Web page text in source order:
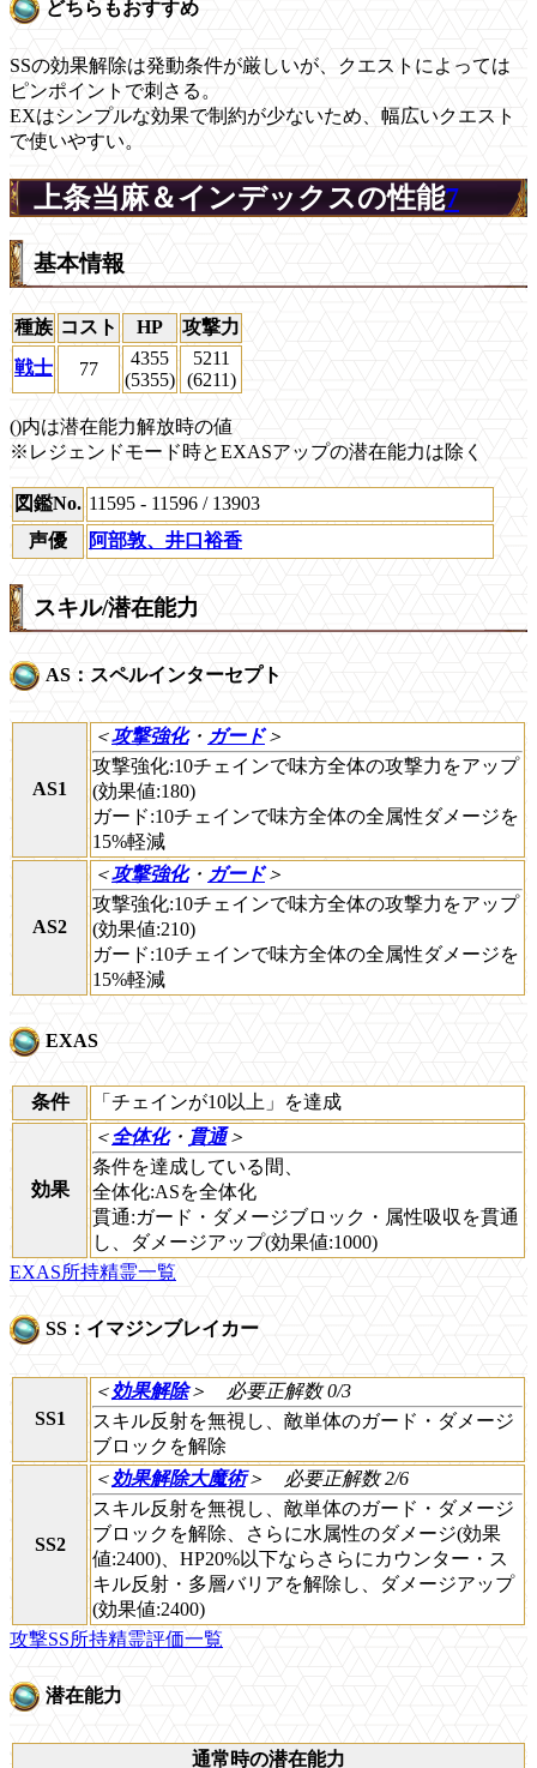
どちらもおすすめ
SSの効果解除は発動条件が厳しいが、クエストによっては
ピンポイントで刺さる。
EXはシンプルな効果で制約が少ないため、幅広いクエスト
で使いやすい。
上条当麻＆インデックスの性能7
基本情報
種族 コスト HP
攻撃力
戦士
77
4355
(5355)
5211
(6211)
()内は潜在能力解放時の値
※レジェンドモード時とEXASアップの潜在能力は除く
図鑑No. 11595 - 11596 / 13903
声優
阿部敦、井口裕香
スキル/潜在能力
AS：スペルインターセプト
AS1
＜攻撃強化・ ガード＞
攻撃強化:10チェインで味方全体の攻撃力をアップ
(効果値:180)
ガード:10チェインで味方全体の全属性ダメージを
15%軽減
AS2
＜攻撃強化・ ガード＞
攻撃強化:10チェインで味方全体の攻撃力をアップ
(効果値:210)
ガード:10チェインで味方全体の全属性ダメージを
15%軽減
EXAS
条件 「チェインが10以上」を達成
効果
＜全体化・ 貫通＞
条件を達成している間、
全体化:ASを全体化
貫通:ガード・ダメージブロック・属性吸収を貫通
し、ダメージアップ(効果値:1000)
EXAS所持精霊一覧
SS：イマジンブレイカー
SS1
＜効果解除＞
必要正解数 0/3
スキル反射を無視し、敵単体のガード・ダメージ
ブロックを解除
SS2
＜効果解除大魔術＞
必要正解数 2/6
スキル反射を無視し、敵単体のガード・ダメージ
ブロックを解除、さらに水属性のダメージ(効果
値:2400)、HP20%以下ならさらにカウンター・ス
キル反射・多層バリアを解除し、ダメージアップ
(効果値:2400)
攻撃SS所持精霊評価一覧
潜在能力
通常時の潜在能力